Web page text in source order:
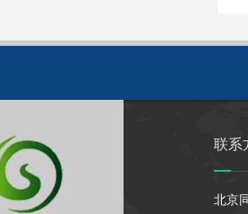
联系
北京